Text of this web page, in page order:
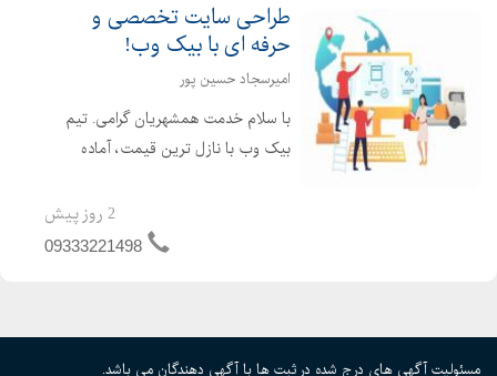
طراحی سایت تخصصی و
حرفه ای با بیک وب!
امیرسجاد حسین پور
با سلام خدمت همشهریان گرامی. تیم
بیک وب با نازل ترین قیمت، آماده
خدمات تیم بیک وب شامل موارد زیر می
باشد. طراحی سایت فروشگاهی طراحی
2 روز پیش
09333221498
مسئولیت آگهی های درج شده در ثبت ها با آگهی دهندگان می باشد.